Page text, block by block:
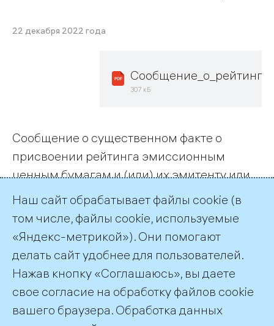
22 декабря 2022 года
307 кБ
Сообщение о существенном факте о
присвоении рейтинга эмиссионным
ценным бумагам и (или) их эмитенту или
об изменении его рейтинговым
агентством на основании заключенного с
эмитентом договора
← Все публикации
Наш сайт обрабатывает файлы cookie (в
том числе, файлы cookie, используемые
«Яндекс-метрикой»). Они помогают
делать сайт удобнее для пользователей.
Нажав кнопку «Соглашаюсь», вы даете
свое согласие на обработку файлов cookie
вашего браузера. Обработка данных